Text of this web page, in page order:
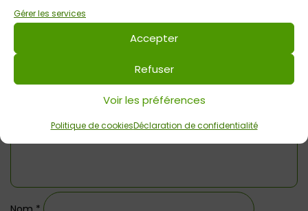
Gérer les services
Accepter
Refuser
Voir les préférences
Politique de cookiesDéclaration de confidentialité
Laisser un commentaire
Commentaire